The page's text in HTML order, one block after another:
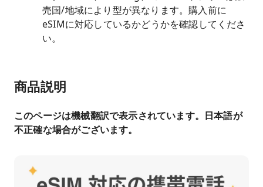
売国/地域により型が異なります。購入前に
eSIMに対応しているかどうかを確認してくださ
い。
商品説明
このページは機械翻訳で表示されています。日本語が
不正確な場合がございます。